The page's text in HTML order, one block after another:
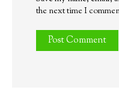
the next time I